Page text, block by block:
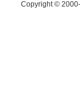
Copyright ©